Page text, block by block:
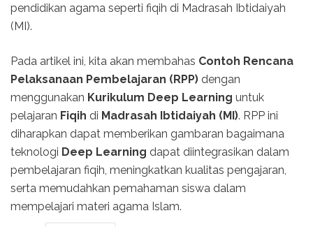
pendidikan agama seperti fiqih di Madrasah Ibtidaiyah
(MI).
Pada artikel ini, kita akan membahas Contoh Rencana
Pelaksanaan Pembelajaran (RPP) dengan
menggunakan Kurikulum Deep Learning untuk
pelajaran Fiqih di Madrasah Ibtidaiyah (MI). RPP ini
diharapkan dapat memberikan gambaran bagaimana
teknologi Deep Learning dapat diintegrasikan dalam
pembelajaran fiqih, meningkatkan kualitas pengajaran,
serta memudahkan pemahaman siswa dalam
mempelajari materi agama Islam.